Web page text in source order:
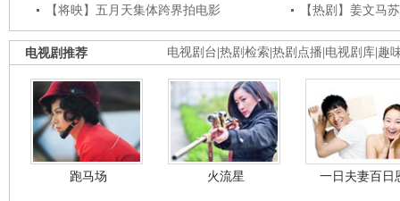
【将映】五月天集体跨界拍电影
【热剧】姜文马
电视剧台 热剧检索 热剧点播 电视剧库 趣
电视剧推荐
跑马场 火流星 一日夫妻百日